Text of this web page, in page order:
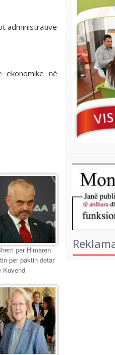
administrative
ekonomike në
per Himaren
per paktin detar
Kuvend